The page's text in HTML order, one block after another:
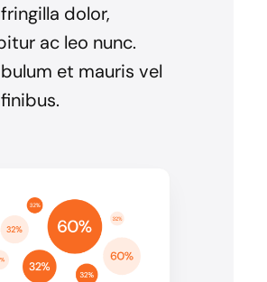
dolor,
ac leo nunc.
et mauris vel